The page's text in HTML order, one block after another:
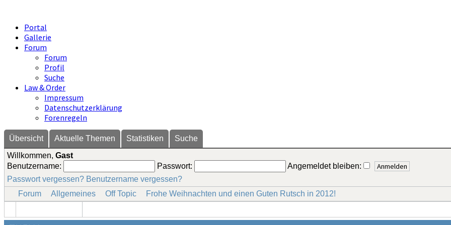
Portal
Gallerie
Forum
Forum
Profil
Suche
Law & Order
Impressum
Datenschutzerklärung
Forenregeln
Übersicht Aktuelle Themen Statistiken
Suche
Willkommen, Gast
Benutzername:
Passwort:
Angemeldet bleiben:
Passwort vergessen? Benutzername vergessen?
Forum
Allgemeines Off Topic Frohe Weihnachten und einen Guten Rutsch in 2012!